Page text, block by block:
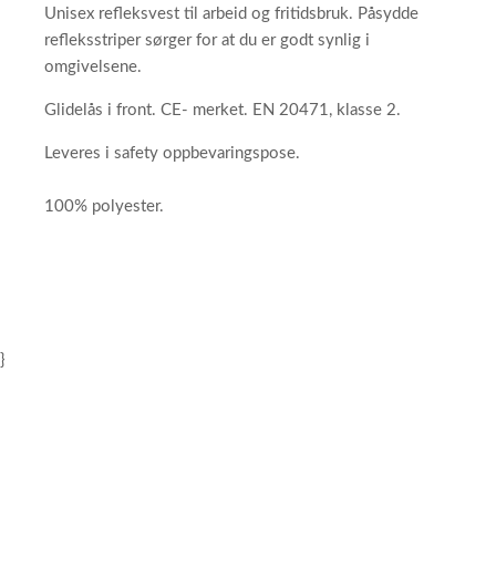
Unisex refleksvest til arbeid og fritidsbruk. Påsydde
refleksstriper sørger for at du er godt synlig i
omgivelsene.
Glidelås i front. CE- merket. EN 20471, klasse 2.
Leveres i safety oppbevaringspose.
100% polyester.
}